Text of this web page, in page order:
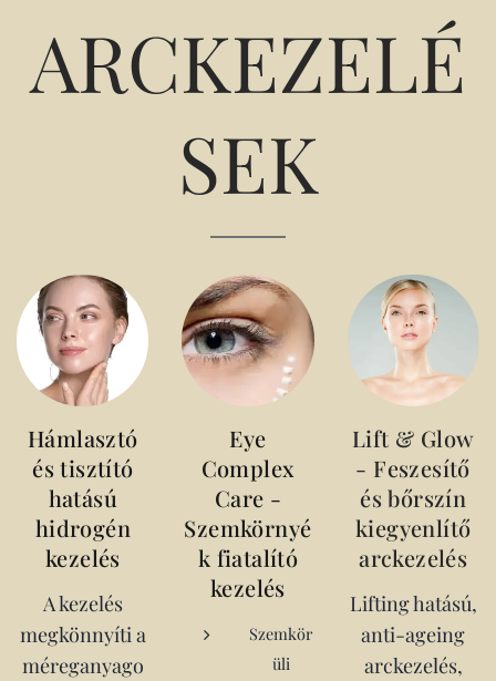
ARCKEZELÉ
SEK
Hámlasztó
és tisztító
hatású
hidrogén
kezelés
A kezelés
megkönnyíti a
méreganyago
Eye
Complex
Care -
Szemkörnyé
k fiatalító
kezelés
Szemkör
üli
Lift & Glow
- Feszesítő
és bőrszín
kiegyenlítő
arckezelés
Lifting hatású,
anti-ageing
arckezelés,